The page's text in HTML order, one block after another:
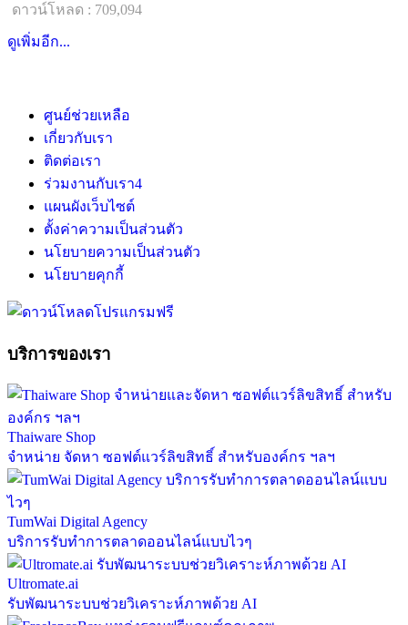
ดาวน์โหลด : 709,094
ดูเพิ่มอีก...
ศูนย์ช่วยเหลือ
เกี่ยวกับเรา
ติดต่อเรา
ร่วมงานกับเรา4
แผนผังเว็บไซต์
ตั้งค่าความเป็นส่วนตัว
นโยบายความเป็นส่วนตัว
นโยบายคุกกี้
บริการของเรา
Thaiware Shop
จำหน่าย จัดหา ซอฟต์แวร์ลิขสิทธิ์ สำหรับองค์กร ฯลฯ
TumWai Digital Agency
บริการรับทำการตลาดออนไลน์แบบไวๆ
Ultromate.ai
รับพัฒนาระบบช่วยวิเคราะห์ภาพด้วย AI